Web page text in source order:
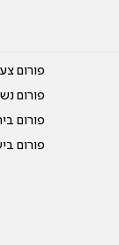
פורום
פורום
פורום
פורום